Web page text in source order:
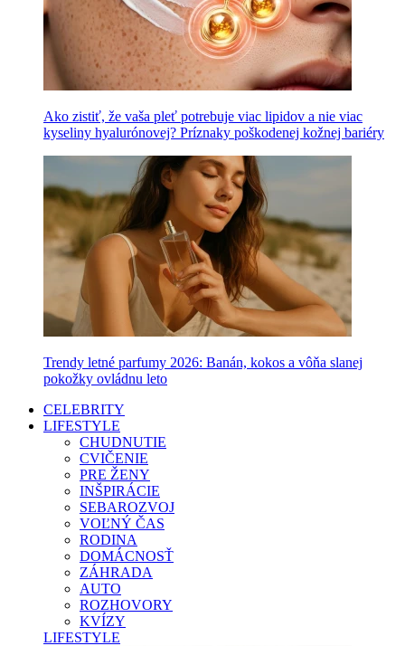
Ako zistiť, že vaša pleť potrebuje viac lipidov a nie viac
kyseliny hyalurónovej? Príznaky poškodenej kožnej bariéry
Trendy letné parfumy 2026: Banán, kokos a vôňa slanej
pokožky ovládnu leto
CELEBRITY
LIFESTYLE
CHUDNUTIE
CVIČENIE
PRE ŽENY
INŠPIRÁCIE
SEBAROZVOJ
VOĽNÝ ČAS
RODINA
DOMÁCNOSŤ
ZÁHRADA
AUTO
ROZHOVORY
KVÍZY
LIFESTYLE